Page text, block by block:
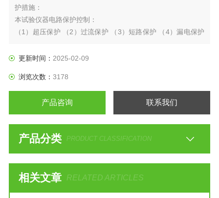
护措施：
本试验仪器电路保护控制：
（1）超压保护 （2）过流保护 （3）短路保护 （4）漏电保护
更新时间： 2025-02-09
浏览次数： 3178
产品咨询 联系我们
产品分类 PRODUCT CLASSIFICATION
相关文章 RELATED ARTICLES